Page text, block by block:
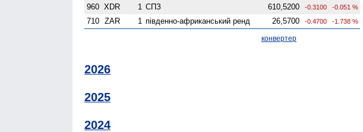
960 XDR 1 СПЗ 610,5200 -0.3100 -0.051 %
710 ZAR 1 південно-африканський ренд 26,5700 -0.4700 -1.738 %
конвертер
2026
2025
2024